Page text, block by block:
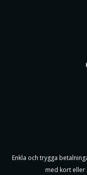
Enkla och trygga
med kort eller